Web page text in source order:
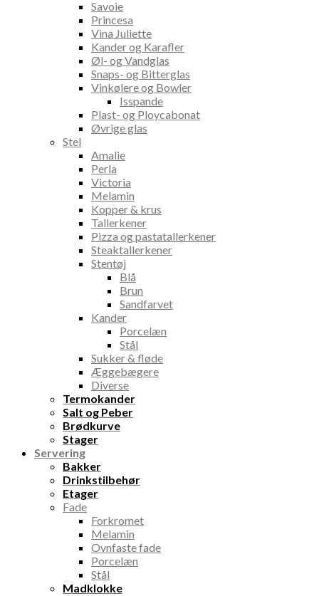
Savoie
Princesa
Vina Juliette
Kander og Karafler
Øl- og Vandglas
Snaps- og Bitterglas
Vinkølere og Bowler
Isspande
Plast- og Ploycabonat
Øvrige glas
Stel
Amalie
Perla
Victoria
Melamin
Kopper & krus
Tallerkener
Pizza og pastatallerkener
Steaktallerkener
Stentøj
Blå
Brun
Sandfarvet
Kander
Porcelæn
Stål
Sukker & fløde
Æggebægere
Diverse
Termokander
Salt og Peber
Brødkurve
Stager
Servering
Bakker
Drinkstilbehør
Etager
Fade
Forkromet
Melamin
Ovnfaste fade
Porcelæn
Stål
Madklokke